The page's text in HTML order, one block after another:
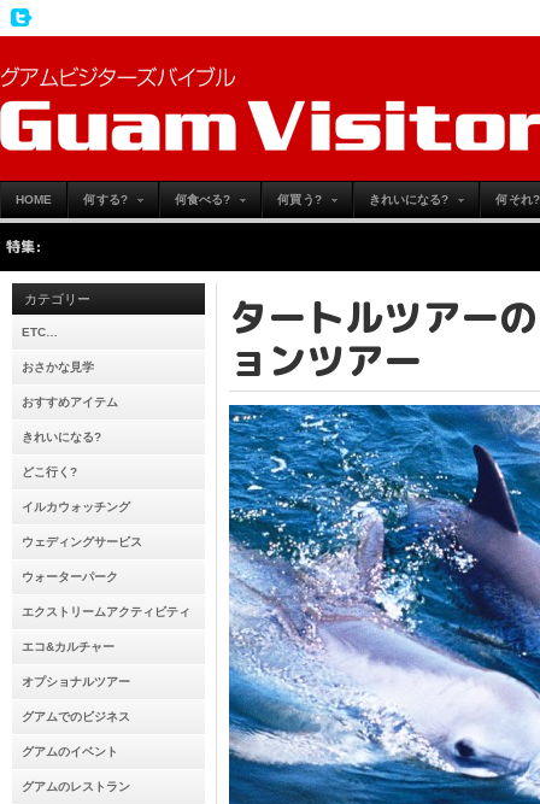
HOME 何する? 何食べる? 何買う? きれいになる? 何それ?
特集:
カテゴリー
ETC…
おさかな見学
おすすめアイテム
きれいになる?
どこ行く?
イルカウォッチング
ウェディングサービス
ウォーターパーク
エクストリームアクティビティ
エコ&カルチャー
オプショナルツアー
グアムでのビジネス
グアムのイベント
グアムのレストラン
タートルツアー
ョンツアー